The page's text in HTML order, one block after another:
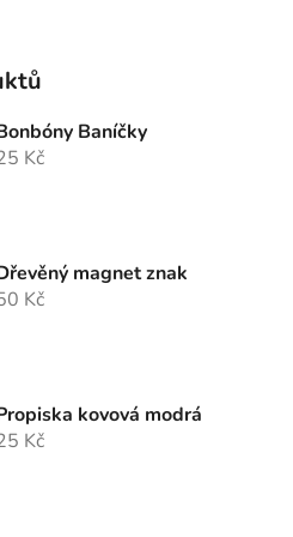
Baníčky
Kč
magnet znak
Kč
kovová modrá
Kč